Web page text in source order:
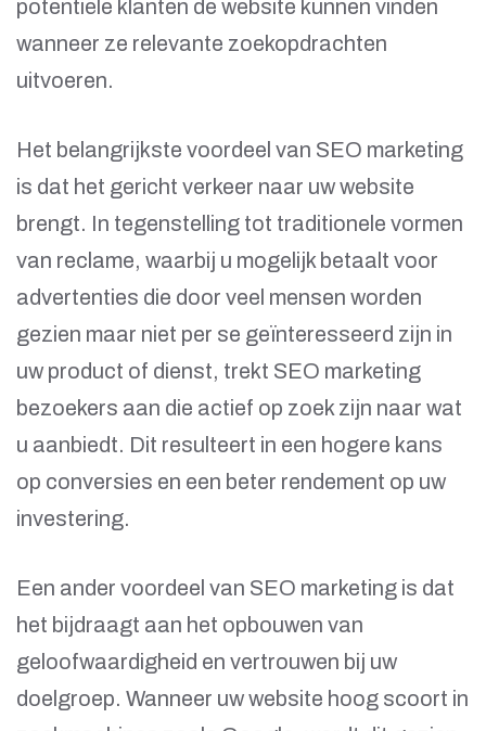
potentiële klanten de website kunnen vinden
wanneer ze relevante zoekopdrachten
uitvoeren.
Het belangrijkste voordeel van SEO marketing
is dat het gericht verkeer naar uw website
brengt. In tegenstelling tot traditionele vormen
van reclame, waarbij u mogelijk betaalt voor
advertenties die door veel mensen worden
gezien maar niet per se geïnteresseerd zijn in
uw product of dienst, trekt SEO marketing
bezoekers aan die actief op zoek zijn naar wat
u aanbiedt. Dit resulteert in een hogere kans
op conversies en een beter rendement op uw
investering.
Een ander voordeel van SEO marketing is dat
het bijdraagt aan het opbouwen van
geloofwaardigheid en vertrouwen bij uw
doelgroep. Wanneer uw website hoog scoort in